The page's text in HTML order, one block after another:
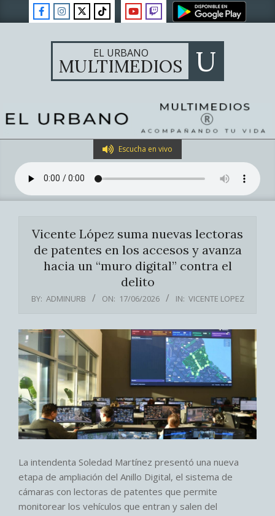
to
EL URBANO
MULTIMEDIOS U
Navigation
Menu
Escucha en vivo
Vicente López suma nuevas lectoras
de patentes en los accesos y avanza
hacia un “muro digital” contra el
delito
BY: ADMINURB ON: 17/06/2026 IN: VICENTE LOPEZ
La intendenta Soledad Martínez presentó una nueva
etapa de ampliación del Anillo Digital, el sistema de
cámaras con lectoras de patentes que permite
monitorear los vehículos que entran y salen del